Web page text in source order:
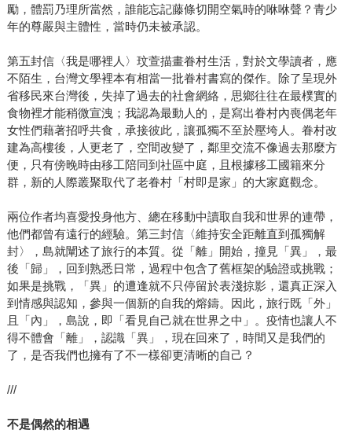
勵，體罰乃理所當然，誰能忘記藤條切開空氣時的咻咻聲？青少
年的尊嚴與主體性，當時仍未被承認。
第五封信〈我是哪裡人〉玟萱描畫眷村生活，對於文學讀者，應
不陌生，台灣文學裡本有相當一批眷村書寫的傑作。除了呈現外
省移民來台灣後，失掉了過去的社會網絡，思鄉往往在最樸實的
食物裡才能稍微宣洩；我認為最動人的，是寫出眷村內喪偶老年
女性們藉著招呼共食，承接彼此，讓孤獨不至於壓垮人。眷村改
建為高樓後，人更老了，空間改變了，鄰里交流不像過去那麼方
便，只有傍晚時由移工陪同到社區中庭，且根據移工國籍來分
群，新的人際叢聚取代了老眷村「村即是家」的大家庭觀念。
兩位作者均喜愛投身他方、總在移動中讀取自我和世界的連帶，
他們都曾有遠行的經驗。第三封信〈維持安全距離直到孤獨解
封〉，島就闡述了旅行的本質。從「離」開始，撞見「異」，最
後「歸」，回到熟悉日常，過程中包含了舊框架的驗證或挑戰；
如果是挑戰，「異」的遭逢就不只停留於表淺掠影，還真正深入
到情感與認知，參與一個新的自我的熔鑄。因此，旅行既「外」
且「內」，島說，即「看見自己就在世界之中」。疫情也讓人不
得不體會「離」，認識「異」，現在回來了，時間又是我們的
了，是否我們也擁有了不一樣卻更清晰的自己？
///
不是偶然的相遇